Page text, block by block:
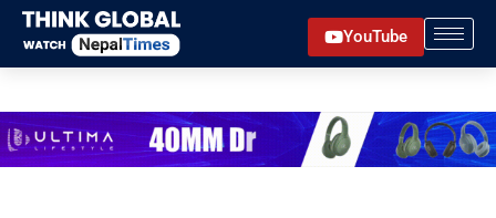
Skip
content
YouTube